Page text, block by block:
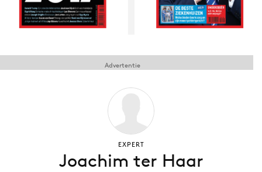
9 sept: GenAI-training
Events
Advertentie
EXPERT
Joachim ter Haar